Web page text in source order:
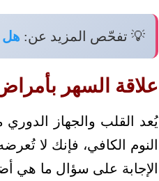
💡 تفحّص المزيد عن: هل
علاقة السهر
يُعد القلب والجهاز
النوم الكافي، فإنك لا
الإجابة على سؤال ما هي